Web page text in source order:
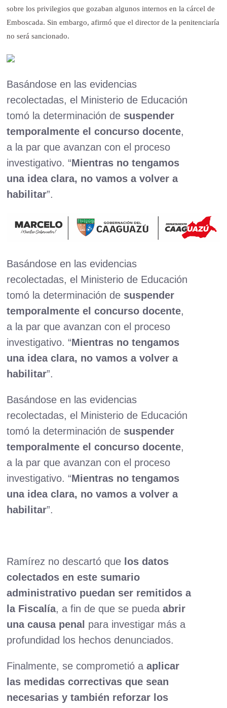
sobre los privilegios que gozaban algunos internos en la cárcel de
Emboscada. Sin embargo, afirmó que el director de la penitenciaría
no será sancionado.
Basándose en las evidencias
recolectadas, el Ministerio de Educación
tomó la determinación de suspender
temporalmente el concurso docente,
a la par que avanzan con el proceso
investigativo. “Mientras no tengamos
una idea clara, no vamos a volver a
habilitar”.
Basándose en las evidencias
recolectadas, el Ministerio de Educación
tomó la determinación de suspender
temporalmente el concurso docente,
a la par que avanzan con el proceso
investigativo. “Mientras no tengamos
una idea clara, no vamos a volver a
habilitar”.
Basándose en las evidencias
recolectadas, el Ministerio de Educación
tomó la determinación de suspender
temporalmente el concurso docente,
a la par que avanzan con el proceso
investigativo. “Mientras no tengamos
una idea clara, no vamos a volver a
habilitar”.
Ramírez no descartó que los datos
colectados en este sumario
administrativo puedan ser remitidos a
la Fiscalía, a fin de que se puedaabrir
una causa penal para investigar más a
profundidad los hechos denunciados.
Finalmente, se comprometió aaplicar
las medidas correctivas que sean
necesarias y también reforzar los